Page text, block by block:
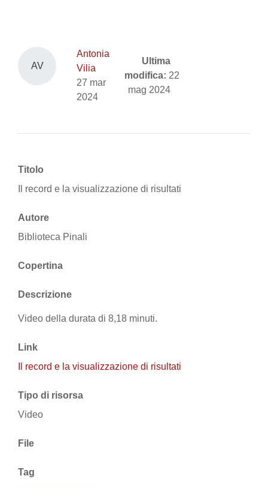
AV
Antonia
Vilia
27 mar
2024
Ultima
modifica: 22
mag 2024
Titolo
Il record e la visualizzazione di risultati
Autore
Biblioteca Pinali
Copertina
Descrizione
Video della durata di 8,18 minuti.
Link
Il record e la visualizzazione di risultati
Tipo di risorsa
Video
File
Tag